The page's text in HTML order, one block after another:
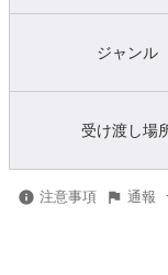
ジャンル
受け渡し場
注意事項 通報